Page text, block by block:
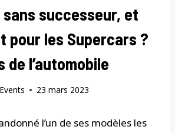
successeur, et
pour les Supercars ?
de l’automobile
23 mars 2023
l’un de ses modèles les